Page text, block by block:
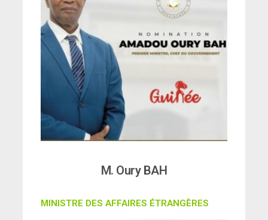
M. Oury BAH
MINISTRE DES AFFAIRES ÉTRANGÈRES